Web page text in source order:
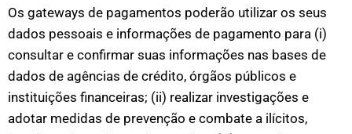
Os gateways de pagamentos poderão utilizar os seus
dados pessoais e informações de pagamento para (i)
consultar e confirmar suas informações nas bases de
dados de agências de crédito, órgãos públicos e
instituições financeiras; (ii) realizar investigações e
adotar medidas de prevenção e combate a ilícitos,